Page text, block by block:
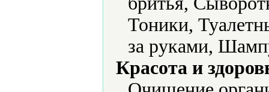
Тоники,
за руками,
Красота и